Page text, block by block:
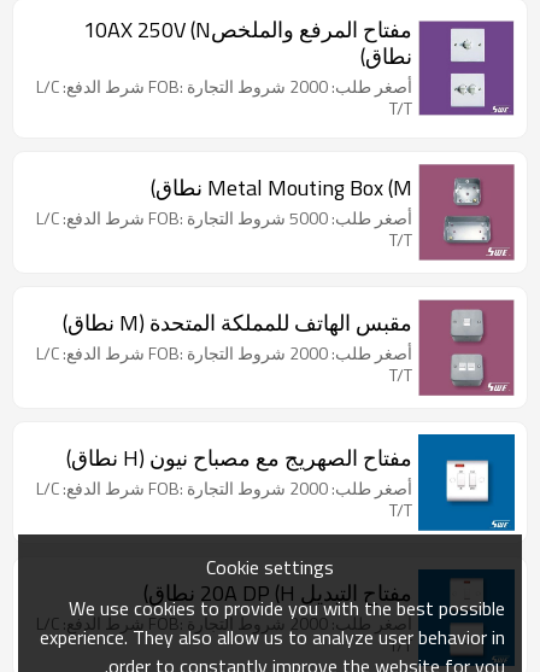
مفتاح المرفع والملخص10AX 250V (N
نطاق)
أصغر طلب: 2000 شروط التجارة :FOB شرط الدفع: L/C
T/T
Metal Mouting Box (M نطاق)
أصغر طلب: 5000 شروط التجارة :FOB شرط الدفع: L/C
T/T
مقبس الهاتف للمملكة المتحدة (M نطاق)
أصغر طلب: 2000 شروط التجارة :FOB شرط الدفع: L/C
T/T
مفتاح الصهريج مع مصباح نيون (H نطاق)
أصغر طلب: 2000 شروط التجارة :FOB شرط الدفع: L/C
T/T
مفتاح التبديل 20A DP (H نطاق)
أصغر طلب: 2000 شروط التجارة :FOB شرط الدفع: L/C
T/T
Cookie settings
We use cookies to provide you with the best possible
experience. They also allow us to analyze user behavior in
order to constantly improve the website for you.